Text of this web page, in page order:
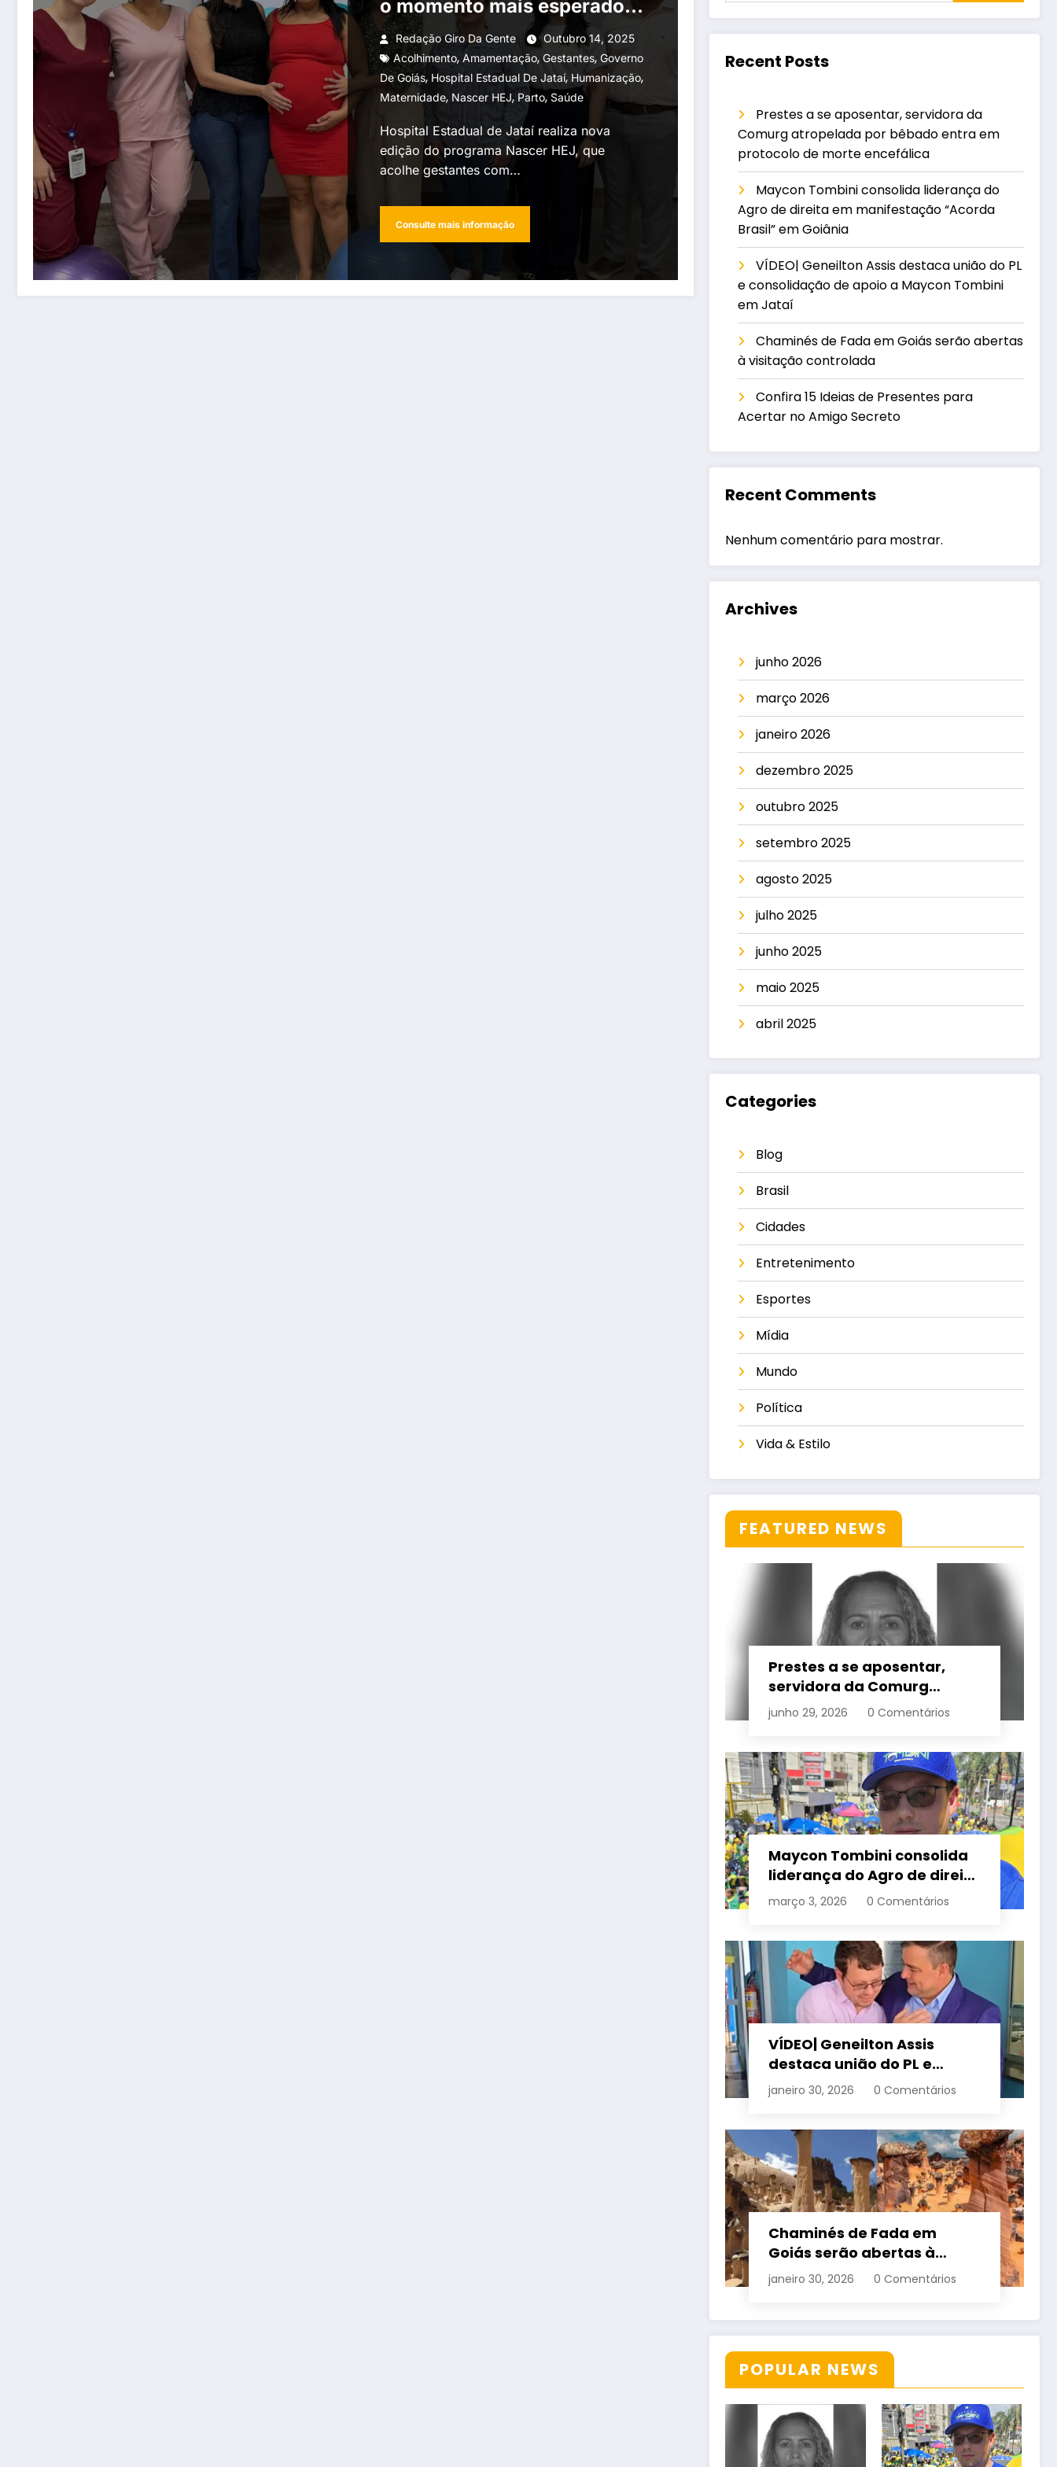
o momento mais esperado
da maternidade
Redação Giro Da Gente
Outubro 14, 2025
Acolhimento, Amamentação, Gestantes, Governo
De Goiás, Hospital Estadual De Jataí, Humanização,
Maternidade, Nascer HEJ, Parto, Saúde
Hospital Estadual de Jataí realiza nova
edição do programa Nascer HEJ, que
acolhe gestantes com…
Consulte mais informação
Recent Posts
Prestes a se aposentar, servidora da
Comurg atropelada por bêbado entra em
protocolo de morte encefálica
Maycon Tombini consolida liderança do
Agro de direita em manifestação “Acorda
Brasil” em Goiânia
VÍDEO| Geneilton Assis destaca união do PL
e consolidação de apoio a Maycon Tombini
em Jataí
Chaminés de Fada em Goiás serão abertas
à visitação controlada
Confira 15 Ideias de Presentes para
Acertar no Amigo Secreto
Recent Comments
Nenhum comentário para mostrar.
Archives
junho 2026
março 2026
janeiro 2026
dezembro 2025
outubro 2025
setembro 2025
agosto 2025
julho 2025
junho 2025
maio 2025
abril 2025
Categories
Blog
Brasil
Cidades
Entretenimento
Esportes
Mídia
Mundo
Política
Vida & Estilo
FEATURED NEWS
Prestes a se aposentar,
servidora da Comurg
atropelada por bêbado
entra em protocolo de
junho 29, 2026 0 Comentários
Maycon Tombini consolida
liderança do Agro de direita
em manifestação “Acorda
Brasil” em Goiânia
março 3, 2026 0 Comentários
VÍDEO| Geneilton Assis
destaca união do PL e
consolidação de apoio a
Maycon Tombini em Jataí
janeiro 30, 2026 0 Comentários
Chaminés de Fada em
Goiás serão abertas à
visitação controlada
janeiro 30, 2026 0 Comentários
POPULAR NEWS